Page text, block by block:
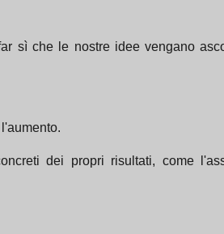
sì che le nostre idee vengano
dei propri risultati, come